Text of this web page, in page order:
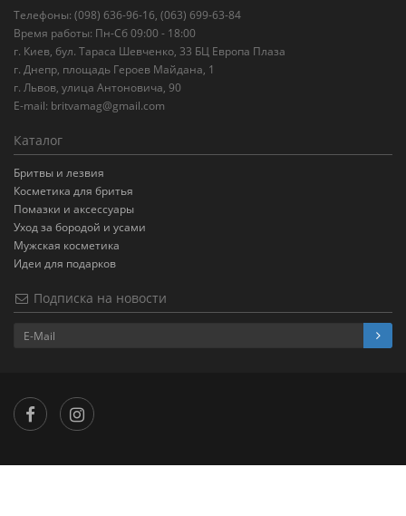
Телефоны: (098) 636-96-16, (063) 699-63-84
Время работы: Пн-Сб 09:00 - 18:00
г. Киев, бул. Тараса Шевченко, 33 БЦ Европа Плаза
г. Днепр, площадь Героев Майдана, 1
г. Львов, улица Антоновича, 90
E-mail: britvamag@gmail.com
Каталог
Бритвы и лезвия
Косметика для бритья
Помазки и аксессуары
Уход за бородой и усами
Мужская косметика
Идеи для подарков
Подписка на новости